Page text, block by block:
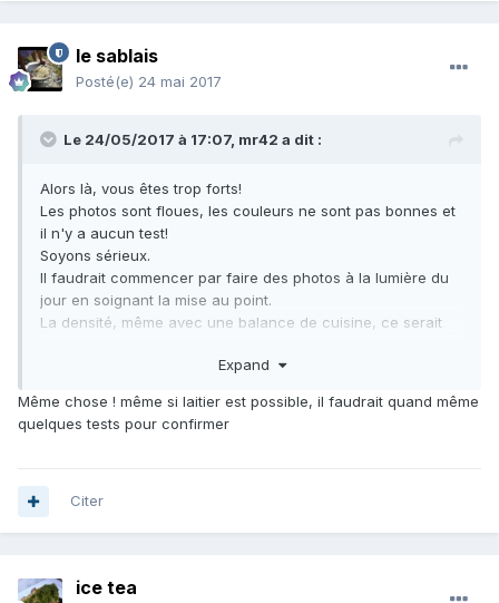
le sablais
Posté(e) 24 mai 2017
Le 24/05/2017 à 17:07, mr42 a dit :
Alors là, vous êtes trop forts!
Les photos sont floues, les couleurs ne sont pas bonnes et
il n'y a aucun test!
Soyons sérieux.
Il faudrait commencer par faire des photos à la lumière du
jour en soignant la mise au point.
La densité, même avec une balance de cuisine, ce serait
Un essai de dureté: est-ce que ça raye le verre, pour
Expand
Même chose ! même si laitier est possible, il faudrait quand même
quelques tests pour confirmer
Citer
ice tea